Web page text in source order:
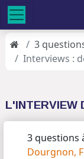
3
Interviews :
L'INTERVIEW
3 questions
Dourgnon,